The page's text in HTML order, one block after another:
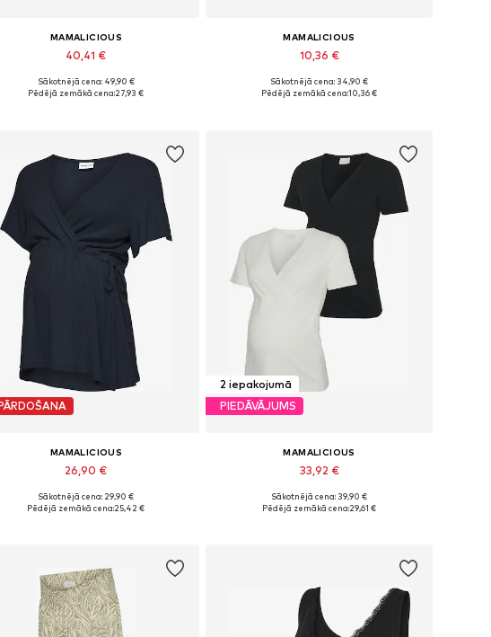
MAMALICIOUS
40,41 €
Sākotnējā cena: 49,90 €
Pēdējā zemākā cena:27,93 €
MAMALICIOUS
10,36 €
Pieejamie izmēri: XS, S, M, L, XL, XXL
Sākotnējā cena: 34,90 €
Pēdējā zemākā cena:10,36 €
MAMALICIOUS
26,90 €
Pieejamie izmēri: XS, S, M, L, XL
Sākotnējā cena: 29,90 €
Pēdējā zemākā cena:25,42 €
2 iepakojumā
PIEDĀVĀJUMS
MAMALICIOUS
33,92 €
Pieejamie izmēri: XS, S, L, XL
Sākotnējā cena: 39,90 €
Pēdējā zemākā cena:29,61 €